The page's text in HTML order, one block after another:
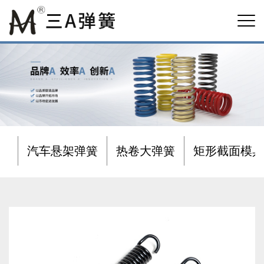
汽车悬架弹簧 热卷大弹簧 矩形截面模